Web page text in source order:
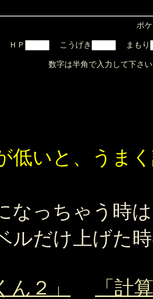
ポ
ＨＰ こうげき まもり
数字は半角で入力して下さ
低いと、うま
なっちゃう時
ルだけ上げた
ん２」
「計